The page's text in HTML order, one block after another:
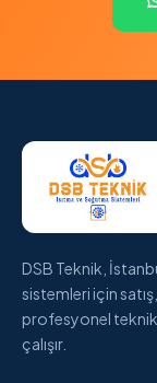
DSB Teknik,
sistemleri için
profesyonel
çalışır.